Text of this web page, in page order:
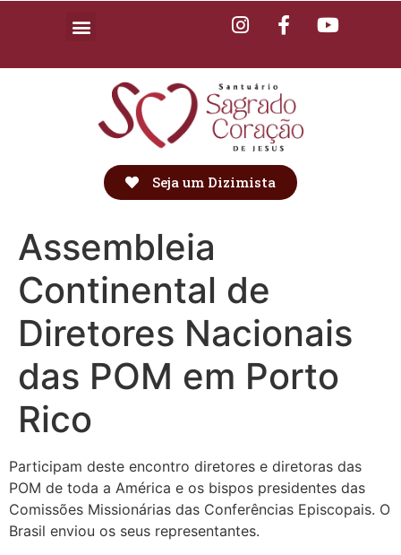
Seja um Dizimista
Assembleia
Continental de
Diretores Nacionais
das POM em Porto
Rico
Participam deste encontro diretores e diretoras das
POM de toda a América e os bispos presidentes das
Comissões Missionárias das Conferências Episcopais. O
Brasil enviou os seus representantes.